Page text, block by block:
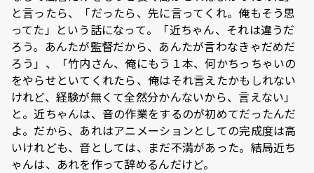
と言ったら、「だったら、先に言ってくれ。俺もそう思
ってた」という話になって。「近ちゃん、それは違うだ
ろう。あんたが監督だから、あんたが言わなきゃだめだ
ろう」、「竹内さん、俺にもう１本、何かちっちゃいの
をやらせといてくれたら、俺はそれ言えたかもしれない
けれど、経験が無くて全然分かんないから、言えない」
と。近ちゃんは、音の作業をするのが初めてだったんだ
よ。だから、あれはアニメーションとしての完成度は高
いけれども、音としては、まだ不満があった。結局近ち
ゃんは、あれを作って辞めるんだけど。